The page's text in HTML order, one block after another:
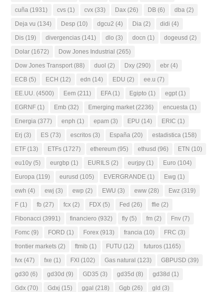
cuña (1931) cvs (1) cvx (33) Dax (26) DB (6) dba (2)
Deja vu (134) Desp (10) dgcu2 (4) Dia (2) didi (4)
Dis (19) divergencias (141) dlo (3) docn (1) dogeusd (2)
Dolar (1672) Dow Jones Industrial (265)
Dow Jones Transport (88) duol (2) Dxy (290) ebr (4)
ECB (5) ECH (12) edn (14) EDU (2) ee.u (7)
EE.UU. (4500) Eem (211) EFA(1) Egipto (1) egpt (1)
EGRNF (1) Emb (32) Emerging market (2236) encuesta (1)
Energia (377) enph (1) epam (3) EPU (14) ERIC (1)
Erj (3) ES (73) escritos (3) España (20) estadistica (158)
ETF (13) ETFs (1727) ethereum (95) ethusd (96) ETN (10)
eu10y (5) eurgbp (1) EURILS (2) eurjpy (1) Euro (104)
Europa (119) eurusd (105) EVERGRANDE (1) Ewg (1)
ewh (4) ewj (3) ewp (2) EWU (3) eww (28) Ewz (319)
F (1) fb (27) fcx (2) FDX (5) Fed (26) ffie (2)
Fibonacci (3991) financiero (932) fly (5) fm (2) Fnv (7)
Fomc (9) FORD (1) Forex (913) francia (10) FRC (3)
frontier markets (2) ftmib (1) FUTU (12) futuros (1165)
fvx (47) fxe (1) FXI (102) Gas natural (123) GBPUSD (39)
gd30 (6) gd30d (9) GD35 (3) gd35d (8) gd38d (1)
Gdx (70) Gdxj (15) ggal (218) Ggb (26) gld (3)